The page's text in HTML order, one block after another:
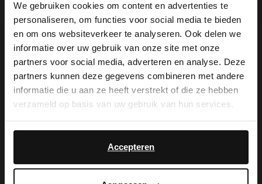
We gebruiken cookies om content en advertenties te
personaliseren, om functies voor social media te bieden
en om ons websiteverkeer te analyseren. Ook delen we
informatie over uw gebruik van onze site met onze
partners voor social media, adverteren en analyse. Deze
partners kunnen deze gegevens combineren met andere
informatie die u aan ze heeft verstrekt of die ze hebben
verzameld op basis van uw gebruik van hun services.
Accepteren
Manfield
Dunkelblauer Veloursleder-Gürtel
39.99
×
View this website in English?
It looks like your language isn't Dutch. Would
you like to switch to English?
English